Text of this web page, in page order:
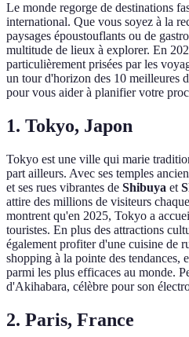
Le monde regorge de destinations
international. Que vous soyez à la
paysages époustouflants ou de
multitude de lieux à explorer. En
particulièrement prisées par les
un tour d'horizon des 10 meilleures
pour vous aider à planifier votre
1. Tokyo, Japon
Tokyo est une ville qui marie
part ailleurs. Avec ses temples
et ses rues vibrantes de Shibuya et
attire des millions de visiteurs
montrent qu'en 2025, Tokyo a
touristes. En plus des attractions
également profiter d'une cuisine de
shopping à la pointe des tendances,
parmi les plus efficaces au monde.
d'Akihabara, célèbre pour son
2. Paris, France